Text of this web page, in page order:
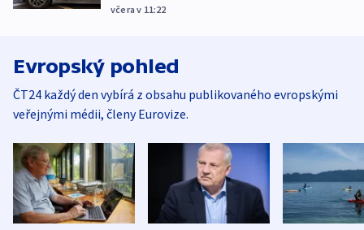
včera v 11:22
Evropský pohled
ČT24 každý den vybírá z obsahu publikovaného evropskými
veřejnými médii, členy Eurovize.